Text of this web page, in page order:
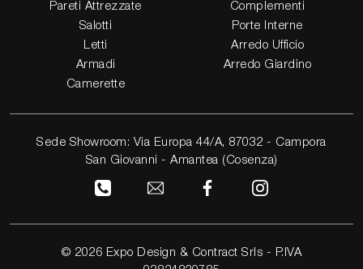
Pareti Attrezzate
Salotti
Letti
Armadi
Camerette
Complementi
Porte Interne
Arredo Ufficio
Arredo Giardino
Sede Showroom: Via Europa 44/A, 87032 - Campora
San Giovanni - Amantea (Cosenza)
© 2026 Expo Design & Contract Srls - P.IVA